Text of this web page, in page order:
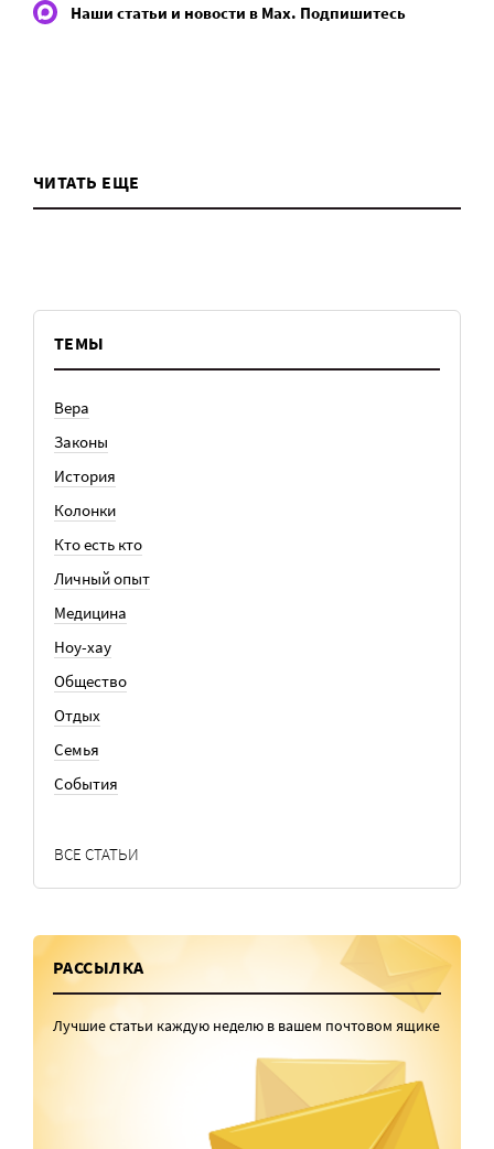
Наши статьи и новости в Max. Подпишитесь
ЧИТАТЬ ЕЩЕ
ТЕМЫ
Вера
Законы
История
Колонки
Кто есть кто
Личный опыт
Медицина
Ноу-хау
Общество
Отдых
Семья
События
ВСЕ СТАТЬИ
РАССЫЛКА
Лучшие статьи каждую неделю в вашем почтовом ящике